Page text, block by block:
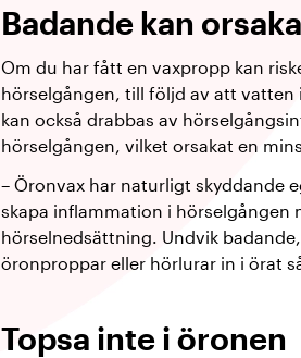
Badande kan
Om du har fått en vaxpropp kan
hörselgången, till följd av att
kan också drabbas av
hörselgången, vilket orsakat en
– Öronvax har naturligt skyddande
skapa inflammation i hörselgången
hörselnedsättning. Undvik
öronproppar eller hörlurar in i örat
Topsa inte i öronen